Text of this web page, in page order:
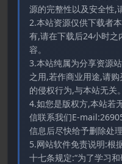
源的完整性以及安全性,
2.本站资源仅供下载者
有,请在下载后24小时之
容。
3.本站纯属为分享资源
之用,若作商业用途,请
的侵权行为,与本站无关。
4.如您是版权方,本站若
信联系我们E-
信息后尽快给予删除处
5.网站软件免责说明:根
十七条规定:“为了学习